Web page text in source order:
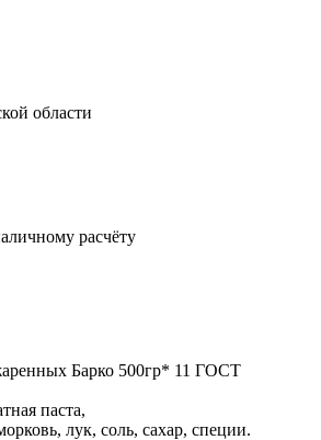
области
расчёту
Барко 500гр* 11 ГОСТ
паста,
лук, соль, сахар, специи.